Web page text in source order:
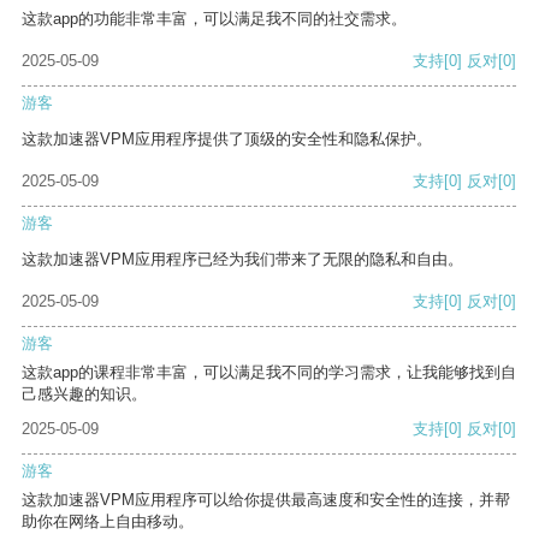
这款app的功能非常丰富，可以满足我不同的社交需求。
2025-05-09 支持[0] 反对[0]
游客
这款加速器VPM应用程序提供了顶级的安全性和隐私保护。
2025-05-09 支持[0] 反对[0]
游客
这款加速器VPM应用程序已经为我们带来了无限的隐私和自由。
2025-05-09 支持[0] 反对[0]
游客
这款app的课程非常丰富，可以满足我不同的学习需求，让我能够找到自
己感兴趣的知识。
2025-05-09
支持[0] 反对[0]
游客
这款加速器VPM应用程序可以给你提供最高速度和安全性的连接，并帮
助你在网络上自由移动。